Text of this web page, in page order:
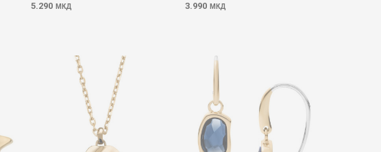
5.290 МКД 3.990 МКД